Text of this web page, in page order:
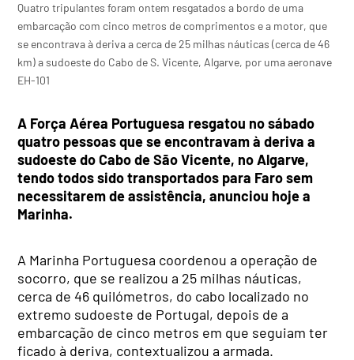
Quatro tripulantes foram ontem resgatados a bordo de uma
embarcação com cinco metros de comprimentos e a motor, que
se encontrava à deriva a cerca de 25 milhas náuticas (cerca de 46
km) a sudoeste do Cabo de S. Vicente, Algarve, por uma aeronave
EH-101
A Força Aérea Portuguesa resgatou no sábado
quatro pessoas que se encontravam à deriva a
sudoeste do Cabo de São Vicente, no Algarve,
tendo todos sido transportados para Faro sem
necessitarem de assistência, anunciou hoje a
Marinha.
A Marinha Portuguesa coordenou a operação de
socorro, que se realizou a 25 milhas náuticas,
cerca de 46 quilómetros, do cabo localizado no
extremo sudoeste de Portugal, depois de a
embarcação de cinco metros em que seguiam ter
ficado à deriva, contextualizou a armada.